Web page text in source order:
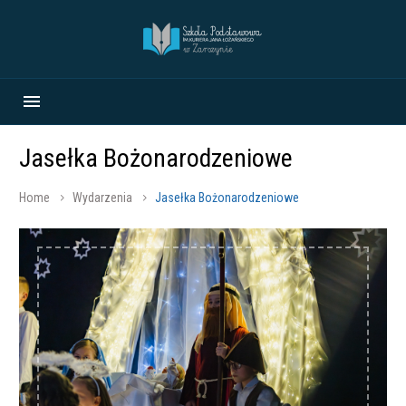
Jasełka Bożonarodzeniowe
Home Wydarzenia Jasełka Bożonarodzeniowe